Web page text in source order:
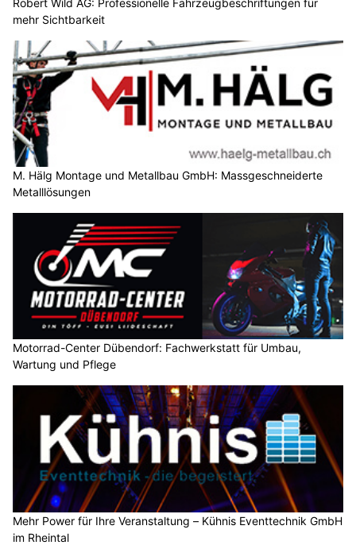
mehr Sichtbarkeit
M. Hälg Montage und Metallbau GmbH: Massgeschneiderte
Metalllösungen
Motorrad-Center Dübendorf: Fachwerkstatt für Umbau,
Wartung und Pflege
Mehr Power für Ihre Veranstaltung – Kühnis Eventtechnik GmbH
im Rheintal